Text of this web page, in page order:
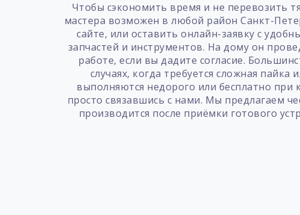
Чтобы сэкономить время и не перевозить
мастера возможен в любой район Санкт-
сайте, или оставить онлайн-заявку с
запчастей и инструментов. На дому он
работе, если вы дадите согласие.
случаях, когда требуется сложная
выполняются недорого или бесплатно при
просто связавшись с нами. Мы предлагаем
производится после приёмки готового